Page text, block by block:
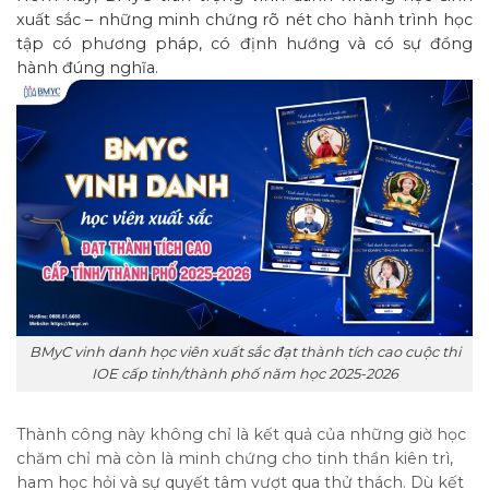
xuất sắc – những minh chứng rõ nét cho hành trình học
tập có phương pháp, có định hướng và có sự đồng
hành đúng nghĩa.
BMyC vinh danh học viên xuất sắc đạt thành tích cao cuộc thi
IOE cấp tỉnh/thành phố năm học 2025-2026
Thành công này không chỉ là kết quả của những giờ học
chăm chỉ mà còn là minh chứng cho tinh thần kiên trì,
ham học hỏi và sự quyết tâm vượt qua thử thách. Dù kết